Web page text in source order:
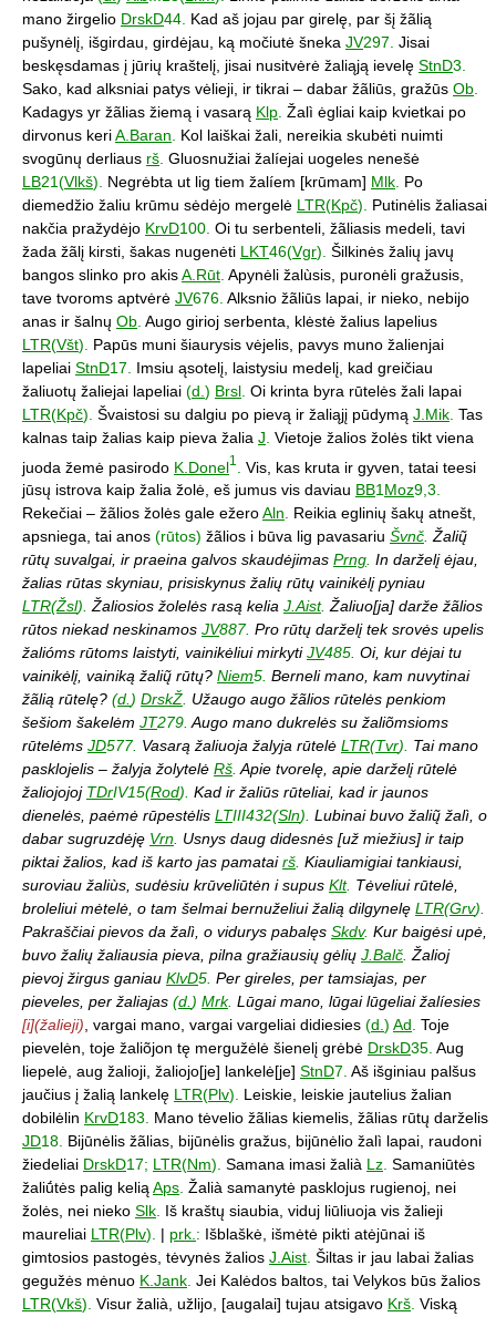
mano žirgelio DrskD44. Kad aš jojau par girelę, par šį žãlią
pušynėlį, išgirdau, girdėjau, ką močiutė šneka JV297. Jisai
beskęsdamas į jūrių kraštelį, jisai nusitvėrė žaliąją ievelę StnD3.
Sako, kad alksniai patys vėlieji, ir tikrai – dabar žãliūs, gražūs Ob
Kadagys yr žãlias žiemą i vasarą Klp Žalì ėgliai kaip kvietkai po
dirvonus keriA.Baran
Kol laiškai žali, nereikia skubėti nuimti
svogūnų derliaus rš Gluosnužiai žalíejai uogeles nenešė
LB21(Vlkš). Negrėbta ut lig tiem žalíem [krūmam] Mlk Po
diemedžio žaliu krūmu sėdėjo mergelė LTR(Kpč).
Putinėlis žaliasai
nakčia pražydėjo KrvD100. Oi tu serbenteli, žãliasis medeli, tavi
žada žãlį kirsti, šakas nugenėti LKT46(Vgr). Šilkinės žalių javų
bangos slinko pro akisA.Rūt Apynėli žalùsis, puronėli gražusis,
tave tvoroms aptvėrė JV676. Alksnio žãliūs lapai, ir nieko, nebijo
anas ir šalnų Ob Augo girioj serbenta, klėstė žalius lapelius
LTR(Všt).
Papūs muni šiaurysis vėjelis, pavys muno žalienjai
lapeliai StnD17.
Imsiu ąsotelį, laistysiu medelį, kad greičiau
žaliuotų žaliejai lapeliai (d. ) Brsl Oi krinta byra rūtelės žali lapai
LTR(Kpč). Švaistosi su dalgiu po pievą ir žaliąjį pūdymą J.Mik Tas
kalnas taip žalias kaip pieva žalia J Vietoje žalios žolės tikt viena
juoda žemė pasirodo K.Donel1
Vis, kas kruta ir gyven, tatai teesi
jūsų istrova kaip žalia žolė, eš jumus vis daviau BB1Moz9,3.
Rekečiai – žãlios žolės gale ežeroAln. Reikia eglinių šakų atnešt,
apsniega, tai anos (rūtos) žãlios i būva lig pavasariu Švnč. Žalių̃
rūtų suvalgai, ir praeina galvos skaudėjimas Prng. In darželį ėjau,
žalias rūtas skyniau, prisiskynus žalių rūtų vainikėlį pyniau
LTR(Žsl). Žaliosios žolelės rasą kelia J.Aist. Žaliuo[ja] darže žãlios
rūtos niekad neskinamos JV887. Pro rūtų darželį tek srovės upelis
žalióms rūtoms laistyti, vainikėliui mirkytiJV485. Oi, kur dėjai tu
vainikėlį, vainiką žalių̃ rūtų? Niem5. Berneli mano, kam nuvytinai
žãlią rūtelę? (d.) DrskŽ. Užaugo augo žãlios rūtelės penkiom
šešiom šakelėm JT279. Augo mano dukrelės su žaliõmsioms
rūtelėms JD577. Vasarą žaliuoja žalyja rūtelė LTR(Tvr). Tai mano
pasklojelis – žalyja žolytelė Rš. Apie tvorelę, apie darželį rūtelė
žaliojojoj TDrIV15(Rod). Kad ir žaliūs rūteliai, kad ir jaunos
dienelės, paėmė rūpestėlis LTIII432(Sln). Lubinai buvo žalių̃ žalì, o
dabar sugruzdėję Vrn. Usnys daug didesnės [už miežius] ir taip
piktai žalios, kad iš karto jas pamatairš. Kiauliamigiai tankiausi,
suroviau žaliùs, sudėsiu krūveliūtėn i supus Klt. Tėveliui rūtelė,
broleliui mėtelė, o tam šelmai bernuželiui žalią dilgynelę LTR(Grv).
Pakraščiai pievos da žalì, o vidurys pabalęs Skdv. Kur baigėsi upė,
buvo žalių žaliausia pieva, pilna gražiausių gėlių J.Balč. Žalioj
pievoj žirgus ganiau KlvD5. Per gireles, per tamsiajas, per
pieveles, per žaliajas (d.) Mrk. Lūgai mano, lūgai lūgeliai žalíesies
[i](žalieji), vargai mano, vargai vargeliai didiesies (d.) Ad. Toje
pievelėn, toje žaliõjon tę mergužėlė šienelį grėbė DrskD35. Aug
liepelė, aug žalioji, žaliojo[je] lankelė[je] StnD7. Aš išginiau palšus
jaučius į žalią lankelę LTR(Plv). Leiskie, leiskie jautelius žalian
dobilėlin KrvD183. Mano tėvelio žãlias kiemelis, žãlias rūtų darželis
JD18. Bijūnėlis žãlias, bijūnėlis gražus, bijūnėlio žalì lapai, raudoni
žiedeliai DrskD17; LTR(Nm). Samana imasi žalià Lz. Samaniūtės
žaliū́tės palig keliąAps. Žalià samanytė pasklojus rugienoj, nei
žolės, nei nieko Slk. Iš kraštų siaubia, viduj liūliuoja vis žalieji
maureliai LTR(Plv). | prk.: Išblaškė, išmėtė pikti atėjūnai iš
gimtosios pastogės, tėvynės žalios J.Aist. Šiltas ir jau labai žalias
gegužės mėnuo K.Jank. Jei Kalėdos baltos, tai Velykos būs žalios
LTR(Vkš). Visur žalià, užlijo, [augalai] tujau atsigavo Krš. Viską